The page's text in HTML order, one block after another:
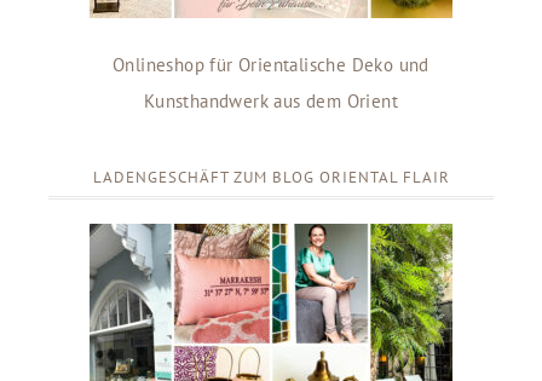
Onlineshop für Orientalische Deko und
Kunsthandwerk aus dem Orient
LADENGESCHÄFT ZUM BLOG ORIENTAL FLAIR